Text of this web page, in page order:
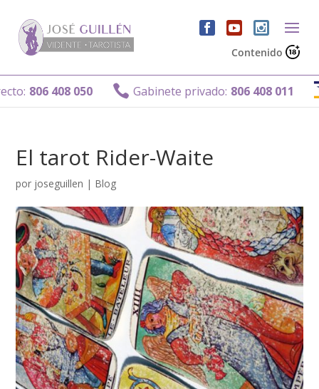
Contenido
806 408 050  Gabinete privado: 806 408 011
El tarot Rider-Waite
por joseguillen | Blog